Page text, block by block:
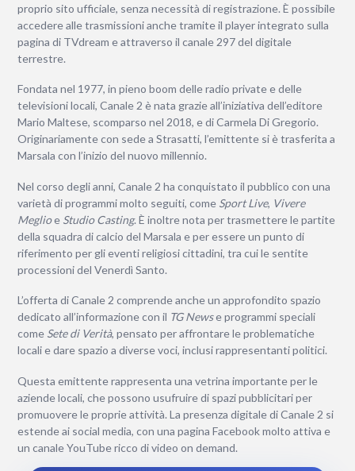
proprio sito ufficiale, senza necessità di registrazione. È possibile
accedere alle trasmissioni anche tramite il player integrato sulla
pagina di TVdream e attraverso il canale 297 del digitale
terrestre.
Fondata nel 1977, in pieno boom delle radio private e delle
televisioni locali, Canale 2 è nata grazie all’iniziativa dell’editore
Mario Maltese, scomparso nel 2018, e di Carmela Di Gregorio.
Originariamente con sede a Strasatti, l’emittente si è trasferita a
Marsala con l’inizio del nuovo millennio.
Nel corso degli anni, Canale 2 ha conquistato il pubblico con una
varietà di programmi molto seguiti, come Sport Live, Vivere
Meglioe Studio Casting. È inoltre nota per trasmettere le partite
della squadra di calcio del Marsala e per essere un punto di
riferimento per gli eventi religiosi cittadini, tra cui le sentite
processioni del Venerdì Santo.
L’offerta di Canale 2 comprende anche un approfondito spazio
dedicato all’informazione con il TG Newse programmi speciali
come Sete di Verità, pensato per affrontare le problematiche
locali e dare spazio a diverse voci, inclusi rappresentanti politici.
Questa emittente rappresenta una vetrina importante per le
aziende locali, che possono usufruire di spazi pubblicitari per
promuovere le proprie attività. La presenza digitale di Canale 2 si
estende ai social media, con una pagina Facebook molto attiva e
un canale YouTube ricco di video on demand.